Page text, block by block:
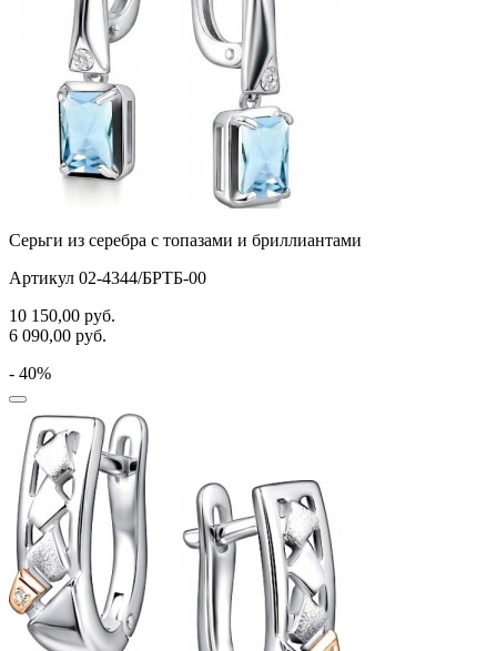
Серьги из серебра с топазами и бриллиантами
Артикул 02-4344/БРТБ-00
10 150,00 руб.
6 090,00 руб.
- 40%